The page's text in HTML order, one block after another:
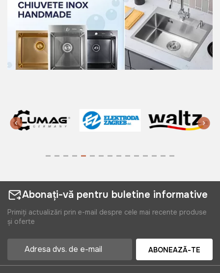
Abonați-vă pentru buletine informative
Primiți actualizări prin e-mail despre cele mai recente produse
și oferte
ABONEAZĂ-TE